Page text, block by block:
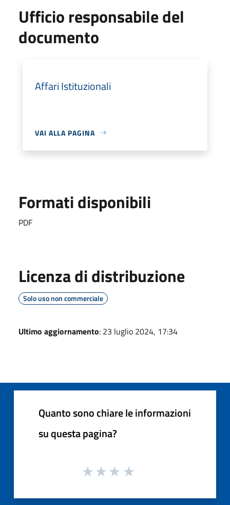
Ufficio responsabile del
documento
Affari Istituzionali
VAI ALLA PAGINA
Formati disponibili
PDF
Licenza di distribuzione
Solo uso non commerciale
Ultimo aggiornamento: 23 luglio 2024, 17:34
Quanto sono chiare le informazioni
su questa pagina?